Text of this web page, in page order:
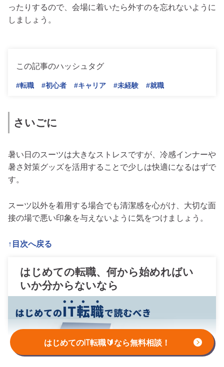
はじめてのIT転職🔰なら無料相談！
ったりするので、会場に着いたら外すのを忘れないように
しましょう。
この記事のハッシュタグ
#転職 #初心者 #キャリア #未経験 #就職
さいごに
暑い日のスーツは大きなストレスですが、冷感インナーや
暑さ対策グッズを活用することで少しは快適になるはずで
す。
スーツ以外を着用する場合でも清潔感を心がけ、大切な面
接の場で悪い印象を与えないように気をつけましょう。
↑目次へ戻る
はじめての転職、何から始めればい
いか分からないなら